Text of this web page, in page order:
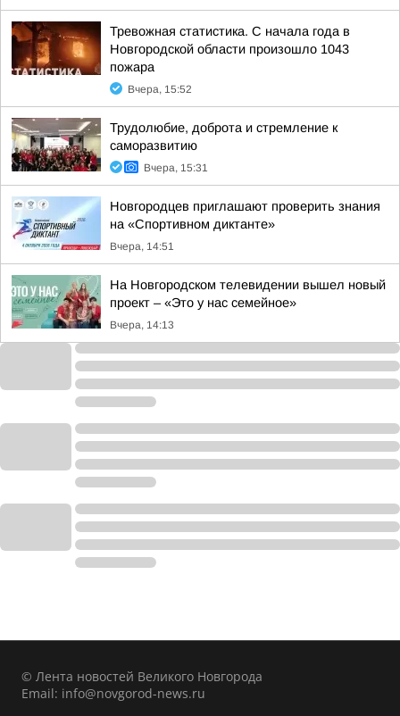
Тревожная статистика. С начала года в
Новгородской области произошло 1043
пожара
Вчера, 15:52
Трудолюбие, доброта и стремление к
саморазвитию
Вчера, 15:31
Новгородцев приглашают проверить знания
на «Спортивном диктанте»
Вчера, 14:51
На Новгородском телевидении вышел новый
проект – «Это у нас семейное»
Вчера, 14:13
© Лента новостей Великого Новгорода
Email: info@novgorod-news.ru